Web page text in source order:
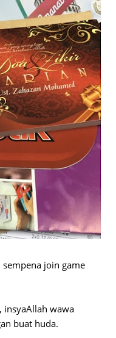
join game
insyaAllah wawa
buat huda.